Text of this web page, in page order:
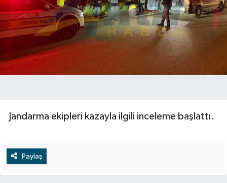
Jandarma ekipleri kazayla ilgili inceleme başlattı.
Paylaş